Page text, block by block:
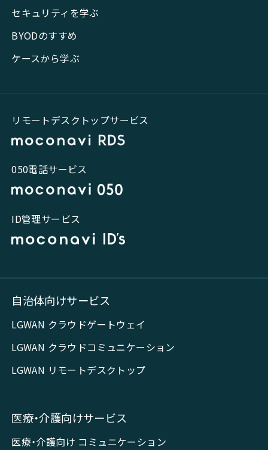
セキュリティを学ぶ
BYODのすすめ
ケースから学ぶ
リモートデスクトップサービス
050電話サービス
ID管理サービス
自治体向けサービス
LGWAN クラウドゲートウェイ
LGWAN クラウドコミュニケーション
LGWAN リモートデスクトップ
医療・介護向けサービス
医療・介護向け コミュニケーション